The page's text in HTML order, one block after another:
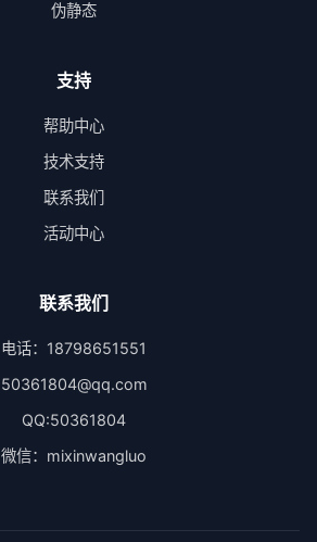
伪静态
支持
帮助中心
技术支持
联系我们
活动中心
联系我们
电话：18798651551
50361804@qq.com
QQ:50361804
微信：mixinwangluo